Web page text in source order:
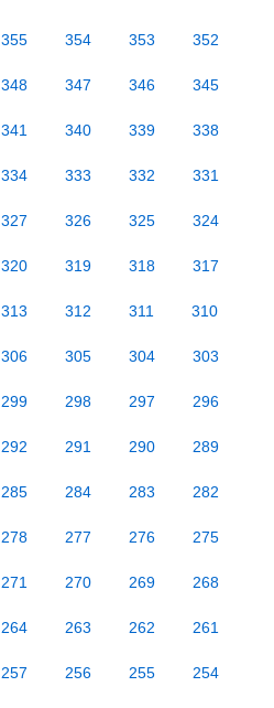
355 354 353 352
348 347 346 345
341 340 339 338
334 333 332 331
327 326 325 324
320 319 318 317
313 312 311 310
306 305 304 303
299 298 297 296
292 291 290 289
285 284 283 282
278 277 276 275
271 270 269 268
264 263 262 261
257 256 255 254